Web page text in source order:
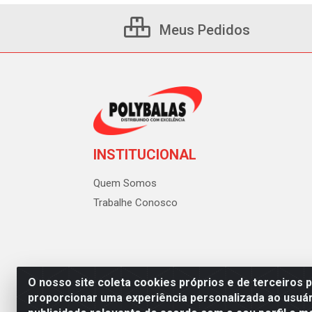
O nosso site coleta cookies próprios e de terceiros
proporcionar uma experiência personalizada ao
Meus Pedidos
INSTITUCIONAL
Quem Somos
Trabalhe Conosco